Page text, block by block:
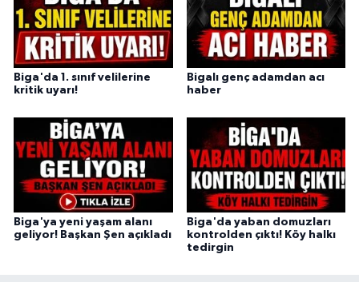
Biga'da 1. sınıf velilerine
kritik uyarı!
Bigalı genç adamdan acı
haber
Biga'ya yeni yaşam alanı
geliyor! Başkan Şen açıkladı
Biga'da yaban domuzları
kontrolden çıktı! Köy halkı
tedirgin